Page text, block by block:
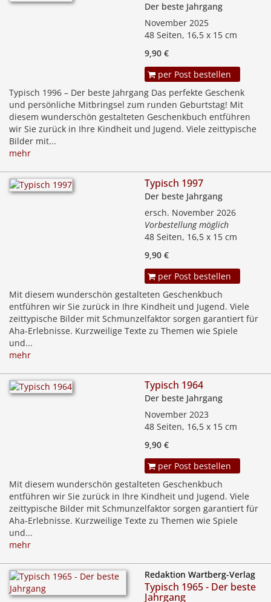
Der beste Jahrgang
November 2025
48 Seiten, 16,5 x 15 cm
9,90 €
per Post bestellen
Typisch 1996 – Der beste Jahrgang Das perfekte Geschenk
und persönliche Mitbringsel zum runden Geburtstag! Mit
diesem wunderschön gestalteten Geschenkbuch entführen
wir Sie zurück in Ihre Kindheit und Jugend. Viele zeittypische
Bilder mit...
mehr
Typisch 1997
Der beste Jahrgang
ersch. November 2026
Vorbestellung möglich
48 Seiten, 16,5 x 15 cm
9,90 €
per Post bestellen
Mit diesem wunderschön gestalteten Geschenkbuch
entführen wir Sie zurück in Ihre Kindheit und Jugend. Viele
zeittypische Bilder mit Schmunzelfaktor sorgen garantiert für
Aha-Erlebnisse. Kurzweilige Texte zu Themen wie Spiele
und...
mehr
Typisch 1964
Der beste Jahrgang
November 2023
48 Seiten, 16,5 x 15 cm
9,90 €
per Post bestellen
Mit diesem wunderschön gestalteten Geschenkbuch
entführen wir Sie zurück in Ihre Kindheit und Jugend. Viele
zeittypische Bilder mit Schmunzelfaktor sorgen garantiert für
Aha-Erlebnisse. Kurzweilige Texte zu Themen wie Spiele
und...
mehr
Redaktion Wartberg-Verlag
Typisch 1965 - Der beste
Jahrgang